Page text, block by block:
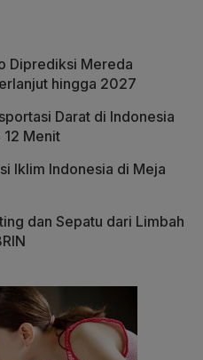
Diprediksi Mereda
hingga 2027
Darat di Indonesia
12 Menit
Iklim Indonesia di Meja
dan Sepatu dari Limbah